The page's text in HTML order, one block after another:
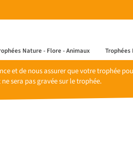
Nature - Flore - Animaux Trophées
et de nous assurer que votre trophée
sera pas gravée sur le trophée.